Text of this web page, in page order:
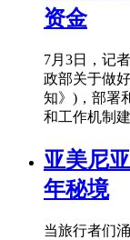
资金
7月3日，记
政部关于做
知》)，部署
和工作机制
亚美尼
年秘境
当旅行者们